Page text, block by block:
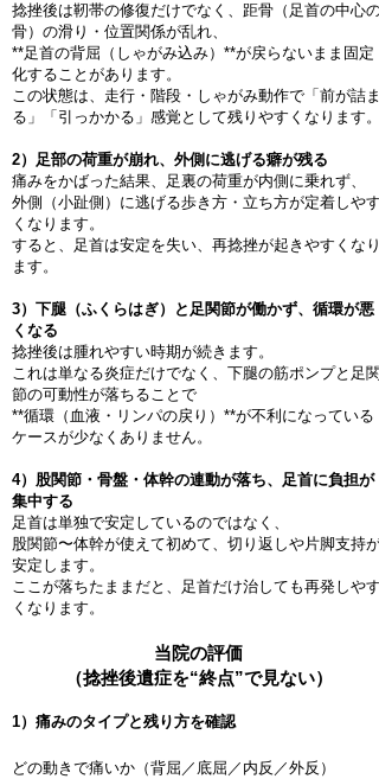
捻挫後は靭帯の修復だけでなく、距骨（足首の中心の
骨）の滑り・位置関係が乱れ、
**足首の背屈（しゃがみ込み）**が戻らないまま固定
化することがあります。
この状態は、走行・階段・しゃがみ動作で「前が詰ま
る」「引っかかる」感覚として残りやすくなります。
2）足部の荷重が崩れ、外側に逃げる癖が残る
痛みをかばった結果、足裏の荷重が内側に乗れず、
外側（小趾側）に逃げる歩き方・立ち方が定着しやす
くなります。
すると、足首は安定を失い、再捻挫が起きやすくなり
ます。
3）下腿（ふくらはぎ）と足関節が働かず、循環が悪
くなる
捻挫後は腫れやすい時期が続きます。
これは単なる炎症だけでなく、下腿の筋ポンプと足関
節の可動性が落ちることで
**循環（血液・リンパの戻り）**が不利になっている
ケースが少なくありません。
4）股関節・骨盤・体幹の連動が落ち、足首に負担が
集中する
足首は単独で安定しているのではなく、
股関節〜体幹が使えて初めて、切り返しや片脚支持が
安定します。
ここが落ちたままだと、足首だけ治しても再発しやす
くなります。
当院の評価
（捻挫後遺症を“終点”で見ない）
1）痛みのタイプと残り方を確認
どの動きで痛いか（背屈／底屈／内反／外反）